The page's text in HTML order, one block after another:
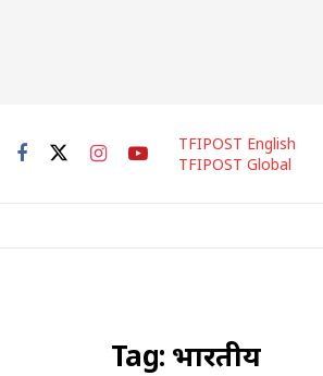
TFIPOST English
TFIPOST Global
Tag: भारतीय